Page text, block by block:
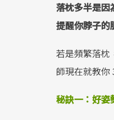
落枕​多半​是因
提醒你脖子的
若是頻繁落枕​
師現在就教你
秘訣一：好姿